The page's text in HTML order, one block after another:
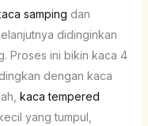
samping dan
didinginkan
Proses ini bikin kaca 4
dengan kaca
kaca tempered
yang tumpul,